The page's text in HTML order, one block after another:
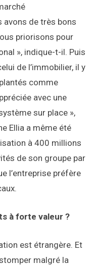
avons de très bons
priorisons pour
», indique-t-il. Puis
de l’immobilier, il y
comme
avec une
sur place »,
Ellia a même été
à 400 millions
de son groupe par
l’entreprise préfère
à forte valeur ?
est étrangère. Et
malgré la